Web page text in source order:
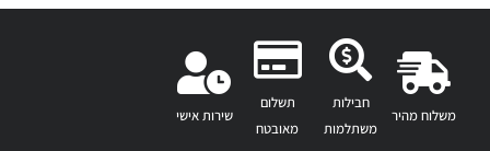
משלוח מהיר
חבילות
משתלמות
תשלום
מאובטח
שירות אישי